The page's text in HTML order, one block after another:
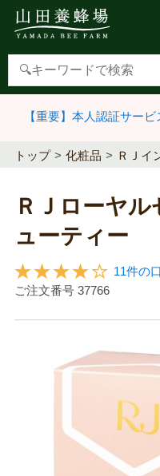
【重要】本人認証サー
トップ 化粧品 ＲＪイ
ＲＪローヤ
ューティー
11件の
ご注文番号 37766